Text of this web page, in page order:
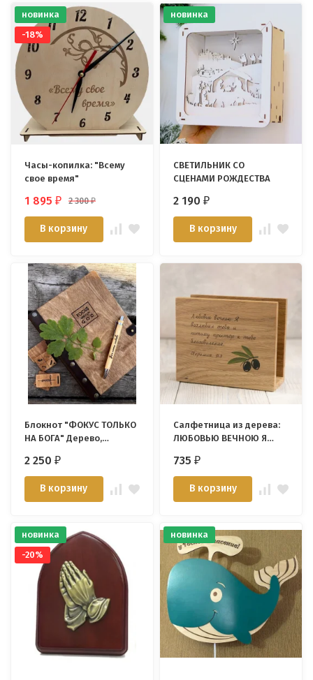
новинка
-18%
Часы-копилка: "Всему
свое время"
1 895₽ 2 300₽
В корзину
новинка
СВЕТИЛЬНИК СО
СЦЕНАМИ РОЖДЕСТВА
2 190₽
В корзину
Блокнот "ФОКУС ТОЛЬКО
НА БОГА" Дерево,
застежка, держатель
для ручки /22х16,5 см/
2 250₽
В корзину
Салфетница из дерева:
ЛЮБОВЬЮ ВЕЧНОЮ Я
маслины/
735₽
В корзину
новинка
-20%
новинка